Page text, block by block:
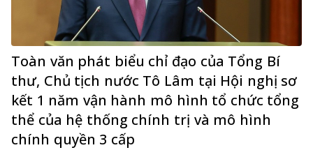
Toàn văn phát biểu chỉ đạo của Tổng Bí
thư, Chủ tịch nước Tô Lâm tại Hội nghị sơ
kết 1 năm vận hành mô hình tổ chức tổng
thể của hệ thống chính trị và mô hình
chính quyền 3 cấp